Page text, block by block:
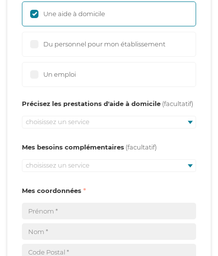
Une aide à domicile
Du personnel pour mon établissement
Un emploi
Précisez les prestations d'aide à domicile
choisissez un service
Mes besoins complémentaires
choisissez un service
Mes coordonnées